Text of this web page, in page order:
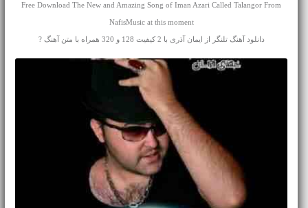
Free Download The New and Amazing Song of Iman Azari Called Talangor From
NafisMusic at this moment
دانلود آهنگ تلنگر از ایمان آذری با 2 کیفیت 128 و 320 همراه با متن آهنگ ?